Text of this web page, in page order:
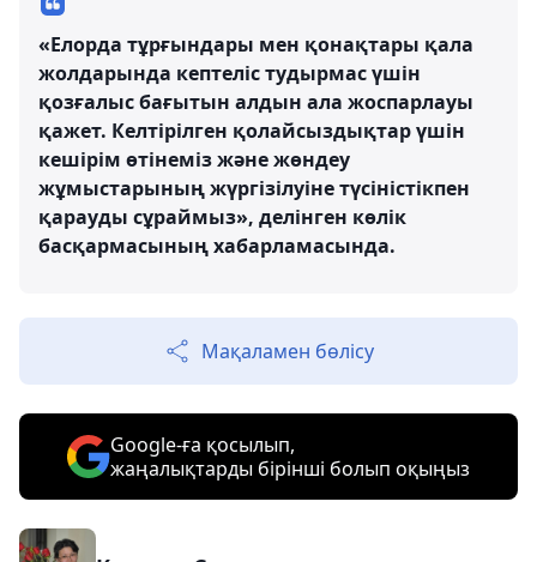
«Елорда тұрғындары мен қонақтары қала
жолдарында кептеліс тудырмас үшін
қозғалыс бағытын алдын ала жоспарлауы
қажет. Келтірілген қолайсыздықтар үшін
кешірім өтінеміз және жөндеу
жұмыстарының жүргізілуіне түсіністікпен
қарауды сұраймыз», делінген көлік
басқармасының хабарламасында.
Мақаламен бөлісу
Google-ға қосылып,
жаңалықтарды бірінші болып оқыңыз